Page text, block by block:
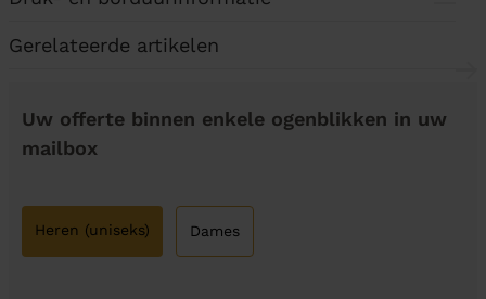
Gerelateerde artikelen
Uw offerte binnen enkele ogenblikken in uw
mailbox
Heren (uniseks) Dames